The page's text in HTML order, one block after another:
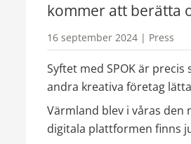
kommer att berätta
16 september 2024 | Press
Syftet med SPOK är
andra kreativa företag
Värmland blev i våras den
digitala plattformen finns